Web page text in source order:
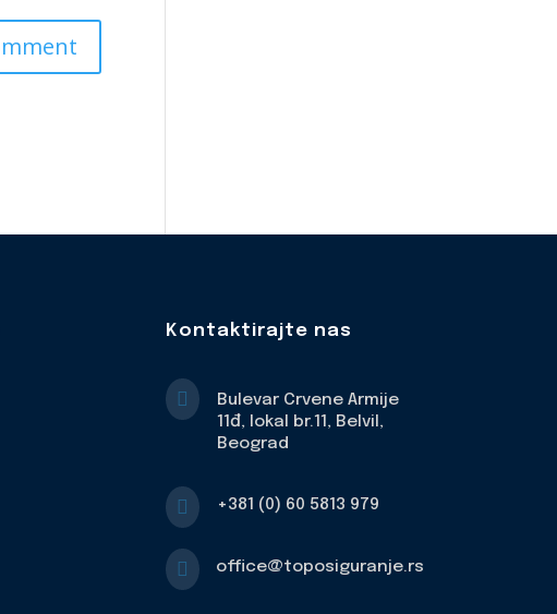
Kontaktirajte nas

Bulevar Crvene Armije
11đ, lokal br.11, Belvil,
Beograd
 +381 (0) 60 5813 979
 office@toposiguranje.rs